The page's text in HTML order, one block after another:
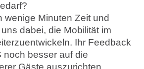
wenige Minuten Zeit und
dabei, die Mobilität im
Ihr Feedback
noch besser auf die
Gäste auszurichten.